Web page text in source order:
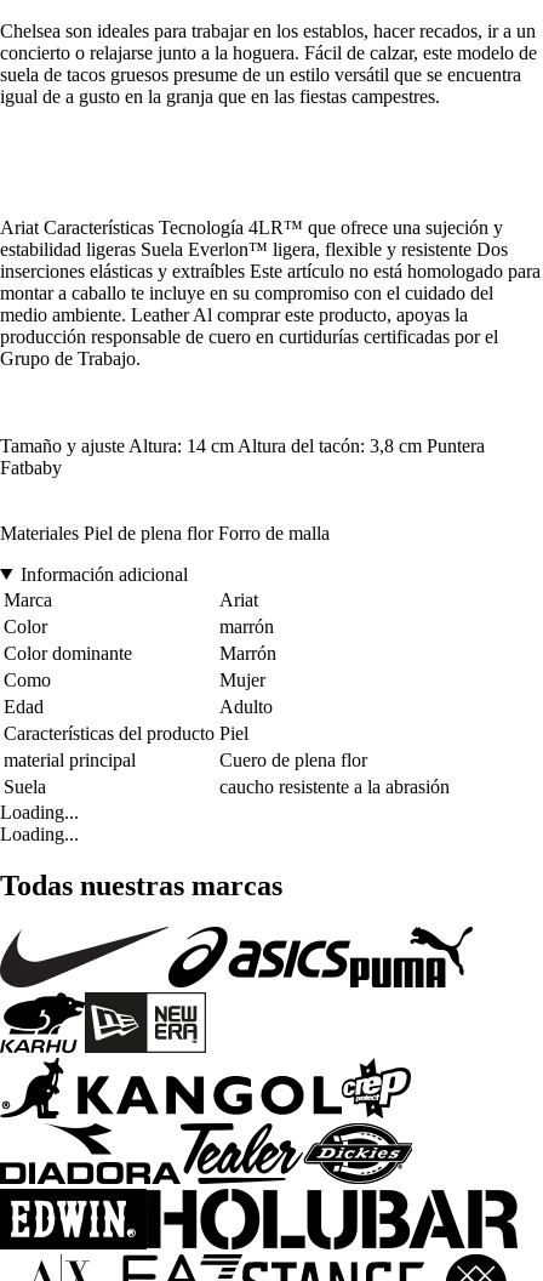
Chelsea son ideales para trabajar en los establos, hacer recados, ir a un
concierto o relajarse junto a la hoguera. Fácil de calzar, este modelo de
suela de tacos gruesos presume de un estilo versátil que se encuentra
igual de a gusto en la granja que en las fiestas campestres.
Ariat Características Tecnología 4LR™ que ofrece una sujeción y
estabilidad ligeras Suela Everlon™ ligera, flexible y resistente Dos
inserciones elásticas y extraíbles Este artículo no está homologado para
montar a caballo te incluye en su compromiso con el cuidado del
medio ambiente. Leather Al comprar este producto, apoyas la
producción responsable de cuero en curtidurías certificadas por el
Grupo de Trabajo.
Tamaño y ajuste Altura: 14 cm Altura del tacón: 3,8 cm Puntera
Fatbaby
Materiales Piel de plena flor Forro de malla
Información adicional
Marca
Ariat
Color
marrón
Color dominante
Marrón
Como
Mujer
Edad
Adulto
Características del producto Piel
material principal
Cuero de plena flor
Suela
caucho resistente a la abrasión
Loading...
Loading...
Todas nuestras marcas